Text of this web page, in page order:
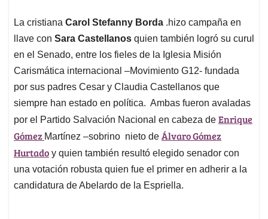
La cristiana Carol Stefanny Borda .hizo campaña en
llave con Sara Castellanos quien también logró su curul
en el Senado, entre los fieles de la Iglesia Misión
Carismática internacional –Movimiento G12- fundada
por sus padres Cesar y Claudia Castellanos que
siempre han estado en política. Ambas fueron avaladas
por el Partido Salvación Nacional en cabeza de Enrique
Gómez Martínez –sobrino nieto de Álvaro Gómez
Hurtado y quien también resultó elegido senador con
una votación robusta quien fue el primer en adherir a la
candidatura de Abelardo de la Espriella.